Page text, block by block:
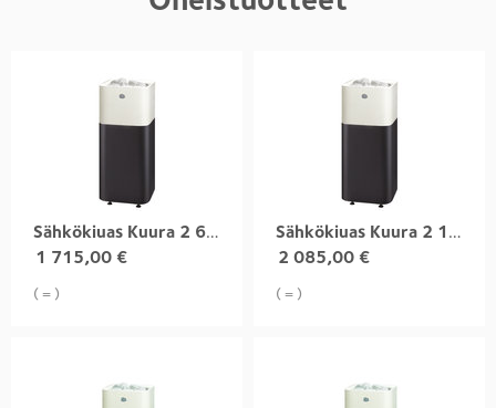
Sähkökiuas Kuura 2 6,8 kW integroitu
1 715,00 €
( = )
Sähkökiuas Kuura 2 10,5 kW integroitu
2 085,00 €
( = )